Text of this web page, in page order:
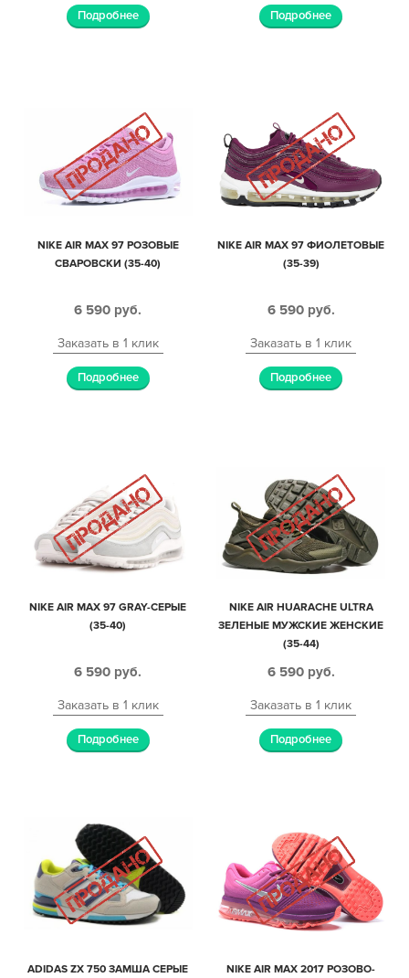
Подробнее Подробнее
NIKE AIR MAX 97 РОЗОВЫЕ
СВАРОВСКИ (35-40)
6 590 руб.
Заказать в 1 клик
Подробнее
NIKE AIR MAX 97 ФИОЛЕТОВЫЕ
(35-39)
6 590 руб.
Заказать в 1 клик
Подробнее
NIKE AIR MAX 97 GRAY-СЕРЫЕ
(35-40)
6 590 руб.
Заказать в 1 клик
Подробнее
NIKE AIR HUARACHE ULTRA
ЗЕЛЕНЫЕ МУЖСКИЕ ЖЕНСКИЕ
(35-44)
6 590 руб.
Заказать в 1 клик
Подробнее
ADIDAS ZX 750 ЗАМША СЕРЫЕ
NIKE AIR MAX 2017 РОЗОВО-